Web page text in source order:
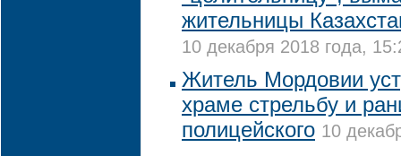
жительницы
10 декабря 2018 года,
Житель Мордовии
храме стрельбу и
полицейского 10